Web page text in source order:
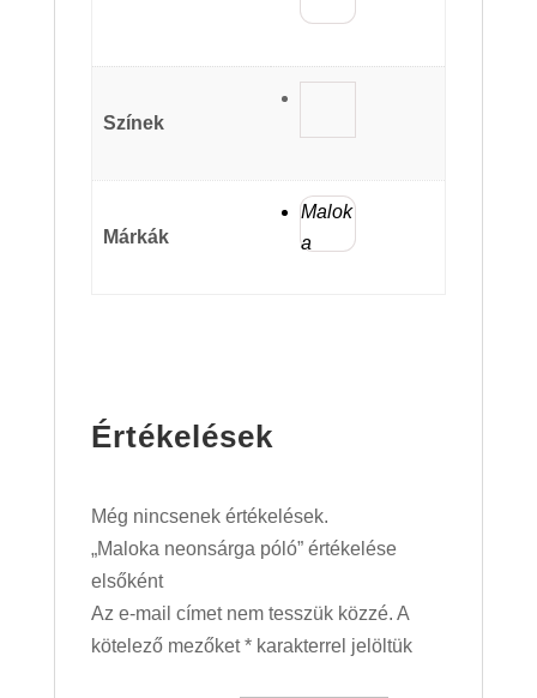
Színek
Márkák
Malok
a
Értékelések
Még nincsenek értékelések.
„Maloka neonsárga póló” értékelése
elsőként
Az e-mail címet nem tesszük közzé. A
kötelező mezőket*karakterrel jelöltük